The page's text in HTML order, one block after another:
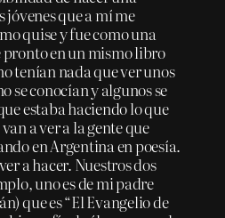
jóvenes que a mí me
quise y fue como una
en un mismo libro
tenían nada que ver unos
se conocían y algunos se
estaba haciendo lo que
a ver a la gente que
en Argentina en poesía.
a hacer. Nuestros dos
uno es de mi padre
que es “El Evangelio de